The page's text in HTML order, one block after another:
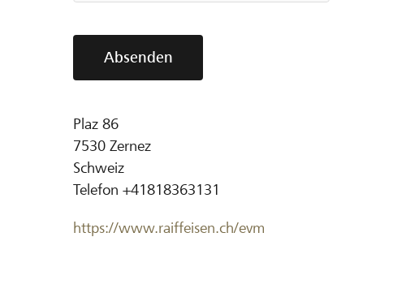
Absenden
Plaz 86
7530 Zernez
Schweiz
Telefon +41818363131
https://www.raiffeisen.ch/evm